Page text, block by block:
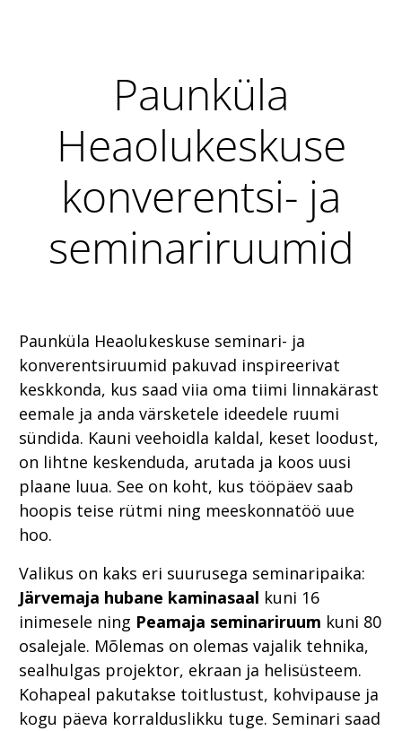
Paunküla
Heaolukeskuse
konverentsi- ja
seminariruumid
Paunküla Heaolukeskuse seminari- ja
konverentsiruumid pakuvad inspireerivat
keskkonda, kus saad viia oma tiimi linnakärast
eemale ja anda värsketele ideedele ruumi
sündida. Kauni veehoidla kaldal, keset loodust,
on lihtne keskenduda, arutada ja koos uusi
plaane luua. See on koht, kus tööpäev saab
hoopis teise rütmi ning meeskonnatöö uue
hoo.
Valikus on kaks eri suurusega seminaripaika:
Järvemaja hubane kaminasaal kuni 16
inimesele ning Peamaja seminariruum kuni 80
osalejale. Mõlemas on olemas vajalik tehnika,
sealhulgas projektor, ekraan ja helisüsteem.
Kohapeal pakutakse toitlustust, kohvipause ja
kogu päeva korralduslikku tuge. Seminari saad